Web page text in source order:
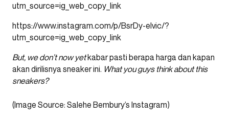
utm_source=ig_web_copy_link
https://www.instagram.com/p/BsrDy-elvic/?
utm_source=ig_web_copy_link
But, we don’t now yetkabar pasti berapa harga dan kapan
akan dirilisnya sneaker ini. What you guys think about this
sneakers?
(Image Source: Salehe Bembury’s Instagram)